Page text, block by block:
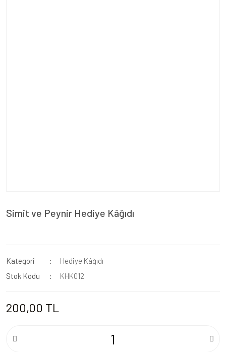
Simit ve Peynir Hediye Kâğıdı
Kategori
Hediye Kâğıdı
Stok Kodu
KHK012
200,00 TL